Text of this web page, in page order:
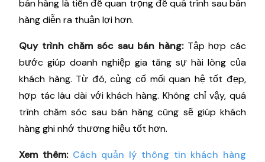
bán hàng là tiền đề quan trọng để quá trình sau bán
hàng diễn ra thuận lợi hơn.
Quy trình chăm sóc sau bán hàng:Tập hợp các
bước giúp doanh nghiệp gia tăng sự hài lòng của
khách hàng. Từ đó, củng cố mối quan hệ tốt đẹp,
hợp tác lâu dài với khách hàng. Không chỉ vậy, quá
trình chăm sóc sau bán hàng cũng sẽ giúp khách
hàng ghi nhớ thương hiệu tốt hơn.
Xem thêm: Cách quản lý thông tin khách hàng